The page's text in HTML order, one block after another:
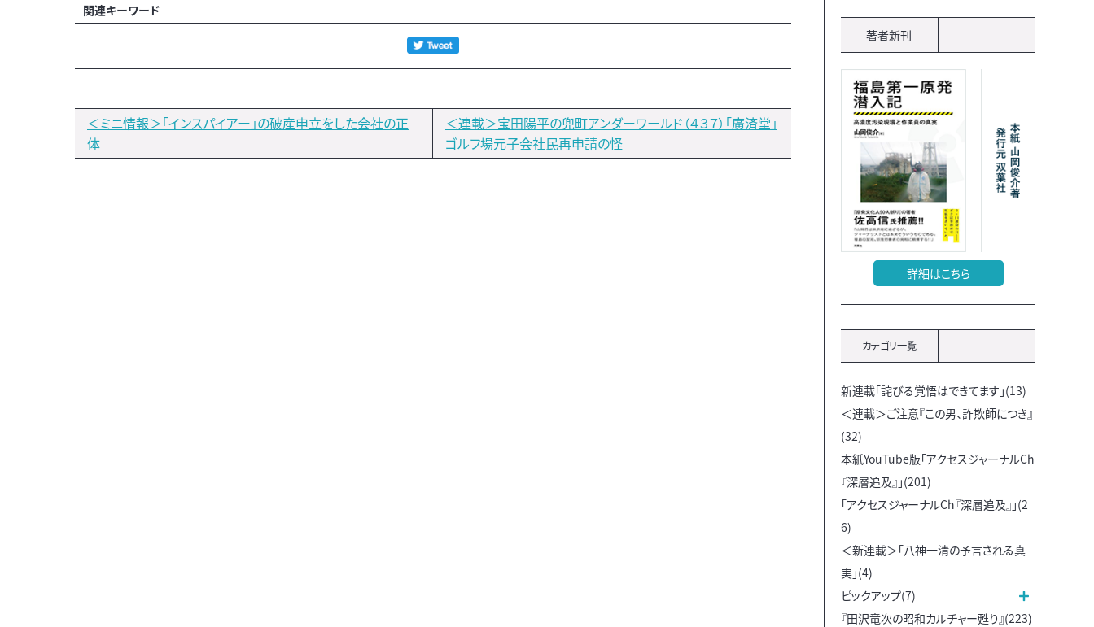
関連キーワード
＜ミニ情報＞｢インスパイアー」の破産申立をした会社の正
体
＜連載＞宝田陽平の兜町アンダーワールド（４３７）「廣済堂」
ゴルフ場元子会社民再申請の怪
著者新刊
詳細はこちら
カテゴリ一覧
新連載「詫びる覚悟はできてます」(13)
＜連載＞ご注意『この男、詐欺師につき』
(32)
本紙YouTube版「アクセスジャーナルCh
『深層追及』」(201)
「アクセスジャーナルCh『深層追及』」(2
6)
＜新連載＞「八神一清の予言される真
実」(4)
ピックアップ(7)
『田沢竜次の昭和カルチャー甦り』(223)